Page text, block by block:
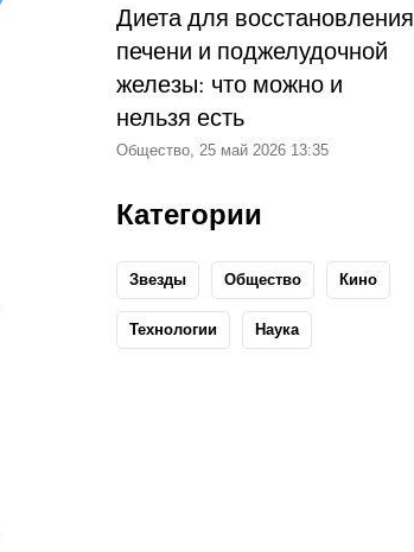
Диета для восстановления
печени и поджелудочной
железы: что можно и
нельзя есть
Общество, 25 май 2026 13:35
Категории
Звезды Общество Кино
Технологии Наука